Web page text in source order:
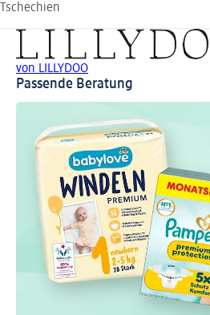
Tschechien
von LILLYDOO
Passende Beratung